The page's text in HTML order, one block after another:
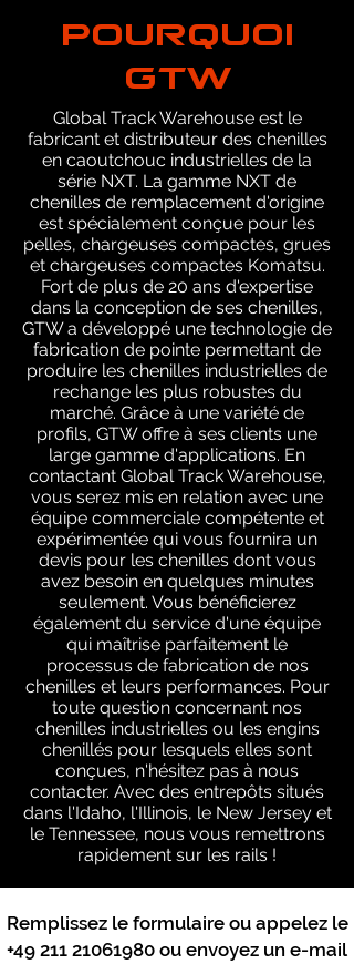
POURQUOI
GTW
Global Track Warehouse est le
fabricant et distributeur des chenilles
en caoutchouc industrielles de la
série NXT. La gamme NXT de
chenilles de remplacement d'origine
est spécialement conçue pour les
pelles, chargeuses compactes, grues
et chargeuses compactes Komatsu.
Fort de plus de 20 ans d'expertise
dans la conception de ses chenilles,
GTW a développé une technologie de
fabrication de pointe permettant de
produire les chenilles industrielles de
rechange les plus robustes du
marché. Grâce à une variété de
profils, GTW offre à ses clients une
large gamme d'applications. En
contactant Global Track Warehouse,
vous serez mis en relation avec une
équipe commerciale compétente et
expérimentée qui vous fournira un
devis pour les chenilles dont vous
avez besoin en quelques minutes
seulement. Vous bénéficierez
également du service d'une équipe
qui maîtrise parfaitement le
processus de fabrication de nos
chenilles et leurs performances. Pour
toute question concernant nos
chenilles industrielles ou les engins
chenillés pour lesquels elles sont
conçues, n'hésitez pas à nous
contacter. Avec des entrepôts situés
dans l'Idaho, l'Illinois, le New Jersey et
le Tennessee, nous vous remettrons
rapidement sur les rails !
Remplissez le formulaire ou appelez le
+49 211 21061980 ou envoyez un e-mail